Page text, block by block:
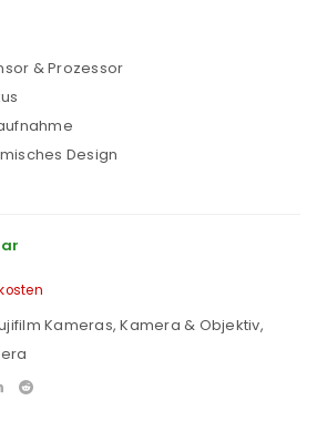
& Prozessor
Design
Kameras,Kamera & Objektiv,